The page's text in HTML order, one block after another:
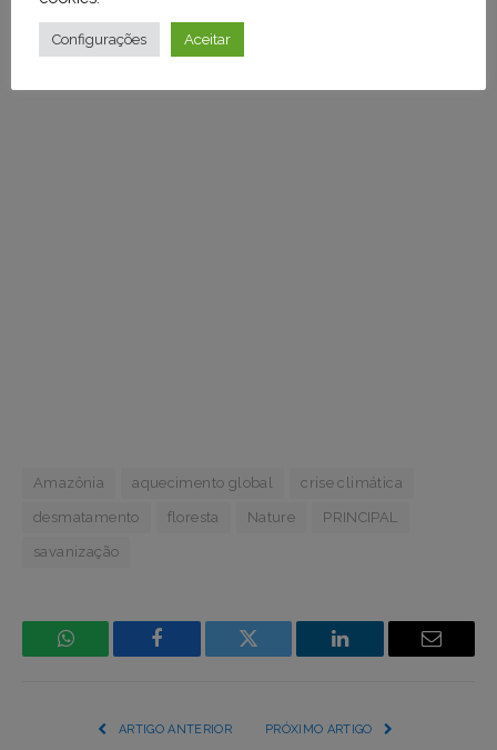
Amazônia aquecimento global crise climática
desmatamento floresta Nature PRINCIPAL
savanização
WhatsApp Facebook
Incorpore
(YouTube,
LinkedIn Email
ARTIGO ANTERIOR PRÓXIMO ARTIGO
Configurações Aceitar